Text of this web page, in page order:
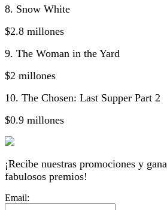
8. Snow White
$2.8 millones
9. The Woman in the Yard
$2 millones
10. The Chosen: Last Supper Part 2
$0.9 millones
¡Recibe nuestras promociones y gana
fabulosos premios!
Email: